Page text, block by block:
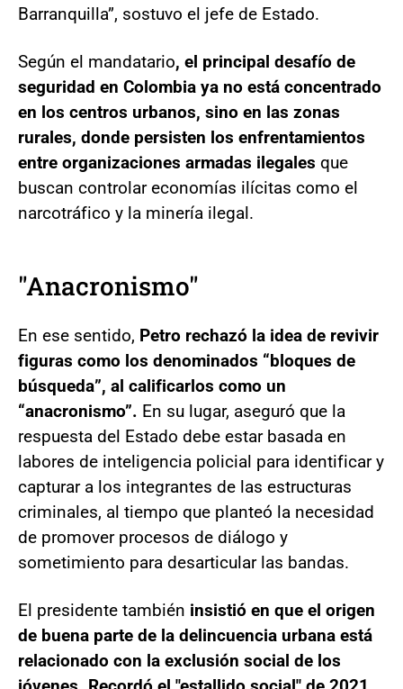
Barranquilla”, sostuvo el jefe de Estado.
Según el mandatario, el principal desafío de
seguridad en Colombia ya no está concentrado
en los centros urbanos, sino en las zonas
rurales, donde persisten los enfrentamientos
entre organizaciones armadas ilegales que
buscan controlar economías ilícitas como el
narcotráfico y la minería ilegal.
"Anacronismo"
En ese sentido, Petro rechazó la idea de revivir
figuras como los denominados “bloques de
búsqueda”, al calificarlos como un
“anacronismo”. En su lugar, aseguró que la
respuesta del Estado debe estar basada en
labores de inteligencia policial para identificar y
capturar a los integrantes de las estructuras
criminales, al tiempo que planteó la necesidad
de promover procesos de diálogo y
sometimiento para desarticular las bandas.
El presidente también insistió en que el origen
de buena parte de la delincuencia urbana está
relacionado con la exclusión social de los